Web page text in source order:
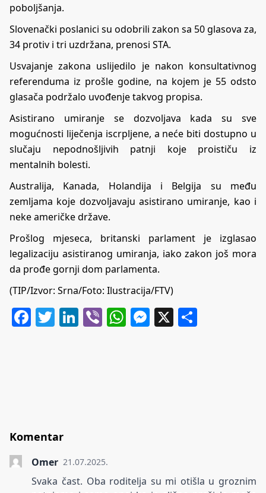
poboljšanja.
Slovenački poslanici su odobrili zakon sa 50 glasova za,
34 protiv i tri uzdržana, prenosi STA.
Usvajanje zakona uslijedilo je nakon konsultativnog
referenduma iz prošle godine, na kojem je 55 odsto
glasača podržalo uvođenje takvog propisa.
Asistirano umiranje se dozvoljava kada su sve
mogućnosti liječenja iscrpljene, a neće biti dostupno u
slučaju nepodnošljivih patnji koje proističu iz
mentalnih bolesti.
Australija, Kanada, Holandija i Belgija su među
zemljama koje dozvoljavaju asistirano umiranje, kao i
neke američke države.
Prošlog mjeseca, britanski parlament je izglasao
legalizaciju asistiranog umiranja, iako zakon još mora
da prođe gornji dom parlamenta.
(TIP/Izvor: Srna/Foto: Ilustracija/FTV)
Facebook
Twitter
LinkedIn
ViberWhatsApp
Messenger
X
Komentar
Omer 21.07.2025.
Svaka čast. Oba roditelja su mi otišla u groznim